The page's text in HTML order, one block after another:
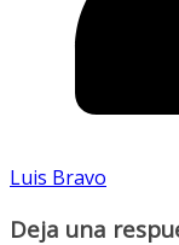
Luis Bravo
Deja una